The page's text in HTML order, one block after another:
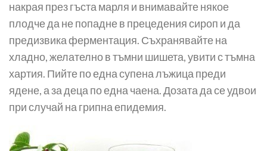
накрая през гъста марля и внимавайте някое
плодче да не попадне в прецедения сироп и да
предизвика ферментация. Съхранявайте на
хладно, желателно в тъмни шишета, увити с тъмна
хартия. Пийте по една супена лъжица преди
ядене, а за деца по една чаена. Дозата да се удвои
при случай на грипна епидемия.